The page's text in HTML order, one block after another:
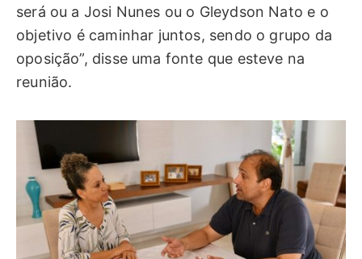
será ou a Josi Nunes ou o Gleydson Nato e o
objetivo é caminhar juntos, sendo o grupo da
oposição”, disse uma fonte que esteve na
reunião.